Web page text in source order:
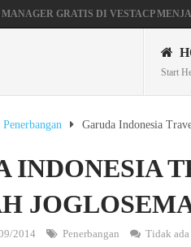
GRATIS DI VESTACP
LAPTOP HP PAVILION X360
Start
Penerbangan Garuda Indonesia
INDONESIA
2014 Penerbangan Tidak